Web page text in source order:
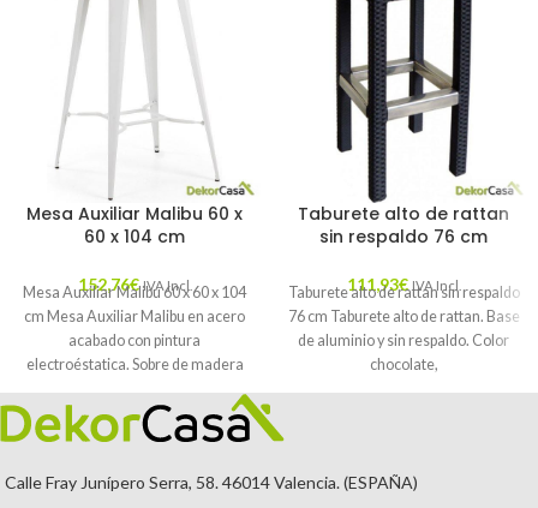
Mesa Auxiliar Malibu 60 x
60 x 104 cm
152,76€ IVA Incl.
Mesa Auxiliar Malibu 60 x 60 x 104
cm Mesa Auxiliar Malibu en acero
acabado con pintura
electroéstatica. Sobre de madera
Taburete alto de rattan
sin respaldo 76 cm
111,93€ IVA Incl.
Taburete alto de rattan sin respaldo
76 cm Taburete alto de rattan. Base
de aluminio y sin respaldo. Color
chocolate,
Calle Fray Junípero Serra, 58. 46014 Valencia. (ESPAÑA)